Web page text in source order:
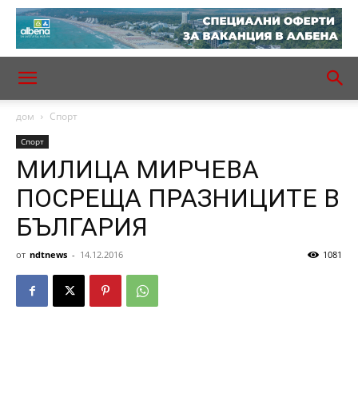
дом Спорт
Спорт
МИЛИЦА МИРЧЕВА
ПОСРЕЩА ПРАЗНИЦИТЕ В
БЪЛГАРИЯ
от ndtnews - 14.12.2016 1081